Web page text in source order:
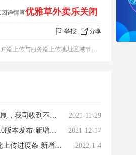
因详情查优雅草外卖乐关闭
举报 分享
传地址区域节点---整理大全-七牛云上传地区节点
2021-11-29
松鼠/蜻蜓演示系统开启防盗链机制，我司收到不法分子恶意上传视频
2021-12-17
优雅草蜻蜓Q【旗舰企业级】-v1.0版本发布-新增直播等级，im加入并加强，加入小说，漫画功能等
2022-1-4
蜻蜓Q系统旗舰版v1.0.8更新-优化上传进度条-新增视频设置...